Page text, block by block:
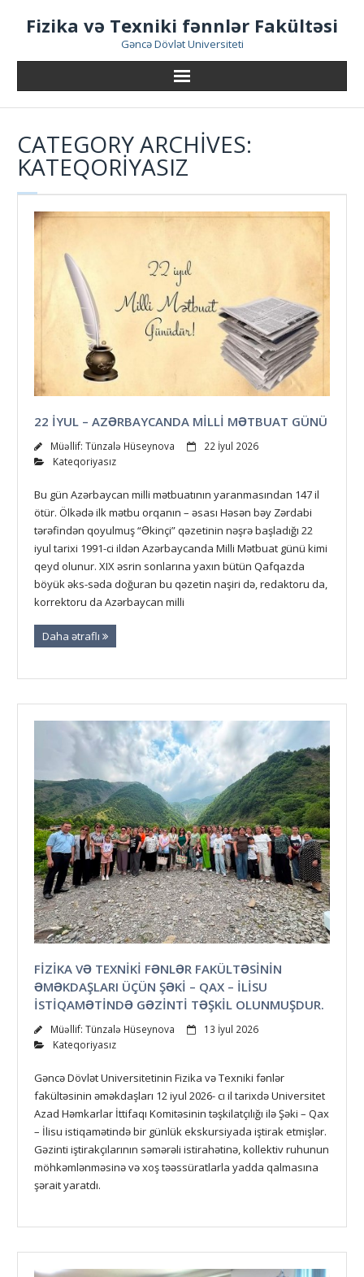
Fizika və Texniki fənnlər Fakültəsi
Gəncə Dövlət Universiteti
CATEGORY ARCHIVES:
KATEQORIYASIZ
22 IYUL – AZƏRBAYCANDA MILLI MƏTBUAT GÜNÜ
Müəllif: Tünzalə Hüseynova
22 İyul 2026
Kateqoriyasız
Bu gün Azərbaycan milli mətbuatının yaranmasından 147 il
ötür. Ölkədə ilk mətbu orqanın – əsası Həsən bəy Zərdabi
tərəfindən qoyulmuş “Əkinçi” qəzetinin nəşrə başladığı 22
iyul tarixi 1991-ci ildən Azərbaycanda Milli Mətbuat günü kimi
qeyd olunur. XIX əsrin sonlarına yaxın bütün Qafqazda
böyük əks-səda doğuran bu qəzetin naşiri də, redaktoru da,
korrektoru da Azərbaycan milli
Daha ətraflı
FIZIKA VƏ TEXNIKI FƏNLƏR FAKÜLTƏSININ
ƏMƏKDAŞLARI ÜÇÜN ŞƏKI – QAX – İLISU
ISTIQAMƏTINDƏ GƏZINTI TƏŞKIL OLUNMUŞDUR.
Müəllif: Tünzalə Hüseynova
13 İyul 2026
Kateqoriyasız
Gəncə Dövlət Universitetinin Fizika və Texniki fənlər
fakültəsinin əməkdaşları 12 iyul 2026- cı il tarixdə Universitet
Azad Həmkarlar İttifaqı Komitəsinin təşkilatçılığı ilə Şəki – Qax
– İlisu istiqamətində bir günlük ekskursiyada iştirak etmişlər.
Gəzinti iştirakçılarının səmərəli istirahətinə, kollektiv ruhunun
möhkəmlənməsinə və xoş təəssüratlarla yadda qalmasına
şərait yaratdı.